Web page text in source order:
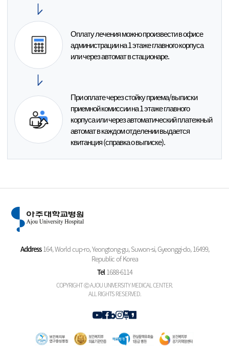
Оплату лечения можно произвести в офисе
администрации на 1 этажеглавного корпуса
или через автомат в стационаре.
При оплате через стойку приема/выписки
приемной комиссии на 1 этажеглавного
корпуса или через автоматический платежный
автомат в каждом отделении выдается
квитанция (справка о выписке).
Address164, World cup-ro, Yeongtong-gu, Suwon-si, Gyeonggi-do, 16499,
Republic of Korea
Tel1688-6114
COPYRIGHT Ⓒ AJOU UNIVERSITY MEDICAL CENTER.
ALL RIGHTS RESERVED.